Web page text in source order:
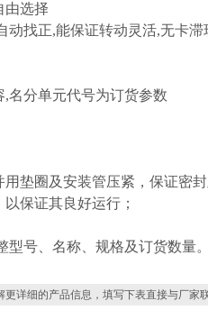
选择
找正,能保证转动灵活,无卡滞
分单元代号为订货参数
圈及安装管压紧，保证密封
保证其良好运行；
号、名称、规格及订货数量。
更详细的产品信息，填写下表直接与厂家